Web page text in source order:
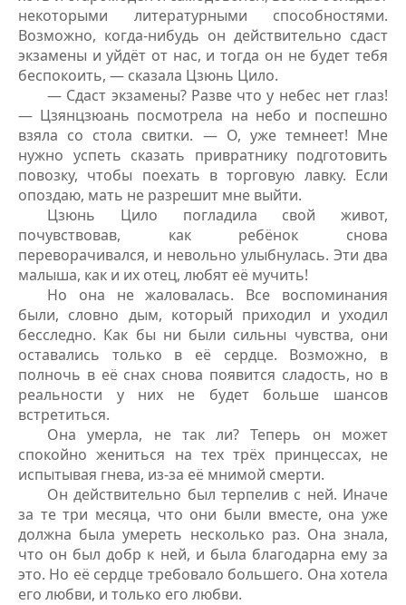
некоторыми литературными способностями.
Возможно, когда-нибудь он действительно сдаст
экзамены и уйдёт от нас, и тогда он не будет тебя
беспокоить, — сказала Цзюнь Цило.
— Сдаст экзамены? Разве что у небес нет глаз!
— Цзянцзюань посмотрела на небо и поспешно
взяла со стола свитки. — О, уже темнеет! Мне
нужно успеть сказать привратнику подготовить
повозку, чтобы поехать в торговую лавку. Если
опоздаю, мать не разрешит мне выйти.
Цзюнь Цило погладила свой живот,
почувствовав, как ребёнок снова
переворачивался, и невольно улыбнулась. Эти два
малыша, как и их отец, любят её мучить!
Но она не жаловалась. Все воспоминания
были, словно дым, который приходил и уходил
бесследно. Как бы ни были сильны чувства, они
оставались только в её сердце. Возможно, в
полночь в её снах снова появится сладость, но в
реальности у них не будет больше шансов
встретиться.
Она умерла, не так ли? Теперь он может
спокойно жениться на тех трёх принцессах, не
испытывая гнева, из-за её мнимой смерти.
Он действительно был терпелив с ней. Иначе
за те три месяца, что они были вместе, она уже
должна была умереть несколько раз. Она знала,
что он был добр к ней, и была благодарна ему за
это. Но её сердце требовало большего. Она хотела
его любви, и только его любви.